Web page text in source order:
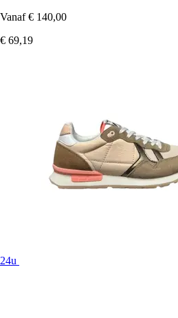
Vanaf € 140,00
€ 69,19
24u